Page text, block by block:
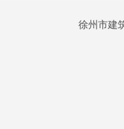
徐州市建